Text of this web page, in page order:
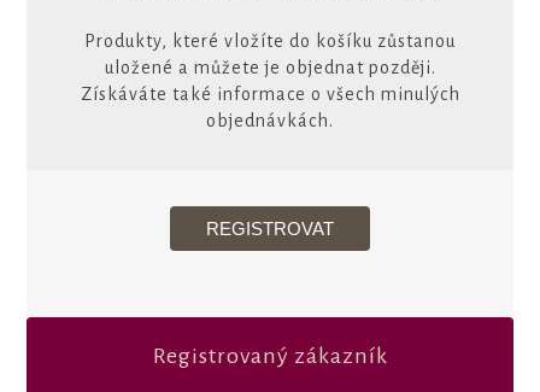
Produkty, které vložíte do košíku zůstanou
uložené a můžete je objednat později.
Získáváte také informace o všech minulých
objednávkách.
Registrovaný zákazník